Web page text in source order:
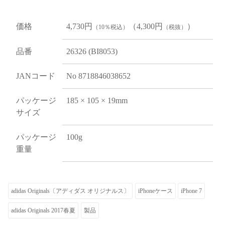
価格 4,730円 （10％税込） （4,300円 （税抜） ）
品番 26326 (BI8053)
JANコード No 8718846038652
パッケージ
サイズ
185 × 105 × 19mm
パッケージ
重量
100g
adidas Originals〔アディダス オリジナルス〕 iPhoneケース iPhone 7
adidas Originals 2017春夏 製品